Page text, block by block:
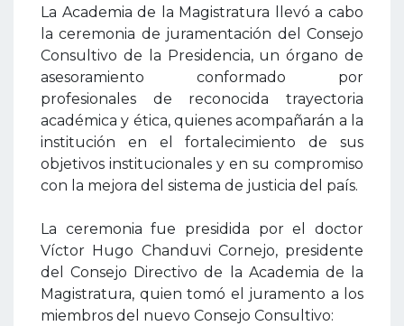
La Academia de la Magistratura llevó a cabo
la ceremonia de juramentación del Consejo
Consultivo de la Presidencia, un órgano de
asesoramiento conformado por
profesionales de reconocida trayectoria
académica y ética, quienes acompañarán a la
institución en el fortalecimiento de sus
objetivos institucionales y en su compromiso
con la mejora del sistema de justicia del país.
La ceremonia fue presidida por el doctor
Víctor Hugo Chanduvi Cornejo, presidente
del Consejo Directivo de la Academia de la
Magistratura, quien tomó el juramento a los
miembros del nuevo Consejo Consultivo: